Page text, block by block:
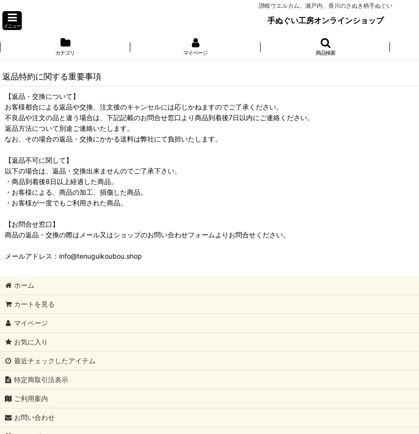
讃岐ウエルカム。瀬戸内、香川のさぬき柄手ぬぐい
メニュー
手ぬぐい工房オンラインショップ
カテゴリ マイページ 商品検索
返品特約に関する重要事項
【返品・交換について】
お客様都合による返品や交換、注文後のキャンセルには応じかねますのでご了承ください。
不良品や注文の品と違う場合は、下記記載のお問合せ窓口より商品到着後7日以内にご連絡ください。
返品方法について別途ご連絡いたします。
なお、その場合の返品・交換にかかる送料は弊社にて負担いたします。
【返品不可に関して】
以下の場合は、返品・交換出来ませんのでご了承下さい。
・商品到着後8日以上経過した商品。
・お客様による、商品の加工、損傷した商品。
・お客様が一度でもご利用された商品。
【お問合せ窓口】
商品の返品・交換の際はメール又はショップのお問い合わせフォームよりお問合せください。
メールアドレス：info@tenuguikoubou.shop
ホーム
カートを見る
マイページ
お気に入り
最近チェックしたアイテム
特定商取引法表示
ご利用案内
お問い合わせ